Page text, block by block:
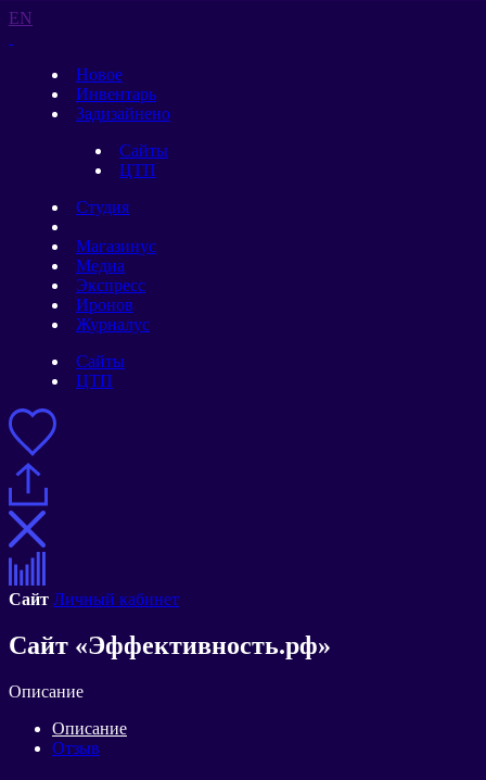
EN
Новое
Инвентарь
Задизайнено
Сайты
ЦТП
Студия
Магазинус
Медиа
Экспресс
Иронов
Журналус
Сайты
ЦТП
Сайт Личный кабинет
Сайт «Эффективность.рф»
Описание
Описание
Отзыв